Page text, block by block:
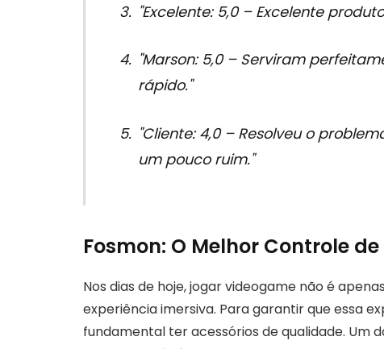
"Excelente: 5,0 – Excelente
"Marson: 5,0 – Serviram
rápido."
"Cliente: 4,0 – Resolveu o
um pouco ruim."
Fosmon: O Melhor Controle
Nos dias de hoje, jogar videogame não é
experiência imersiva. Para garantir que essa
fundamental ter acessórios de qualidade. Um